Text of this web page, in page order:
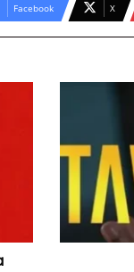
Facebook X
Estava